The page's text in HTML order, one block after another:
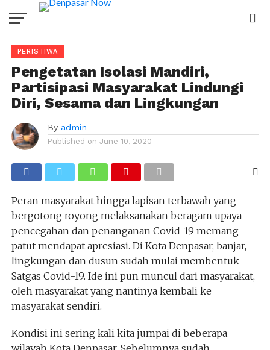
PERISTIWA
Pengetatan Isolasi Mandiri,
Partisipasi Masyarakat Lindungi
Diri, Sesama dan Lingkungan
By admin
Published on June 10, 2020
Peran masyarakat hingga lapisan terbawah yang
bergotong royong melaksanakan beragam upaya
pencegahan dan penanganan Covid-19 memang
patut mendapat apresiasi. Di Kota Denpasar, banjar,
lingkungan dan dusun sudah mulai membentuk
Satgas Covid-19. Ide ini pun muncul dari masyarakat,
oleh masyarakat yang nantinya kembali ke
masyarakat sendiri.
Kondisi ini sering kali kita jumpai di beberapa